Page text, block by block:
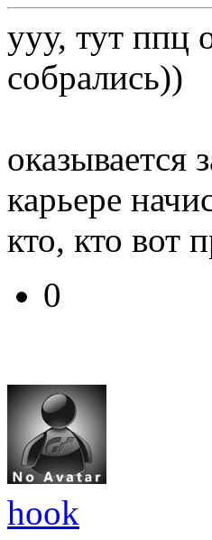
ууу, тут ппц
собрались))
оказывается
карьере
кто, кто вот
0
hook